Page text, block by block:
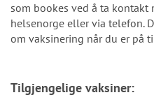
som bookes ved å ta kontakt
helsenorge eller via telefon.
om vaksinering når du er på
Tilgjengelige vaksiner: